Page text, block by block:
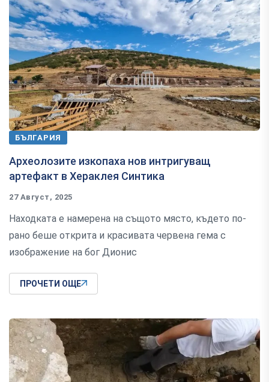
БЪЛГАРИЯ
Археолозите изкопаха нов интригуващ
артефакт в Хераклея Синтика
27 Август, 2025
Находката е намерена на същото място, където по-
рано беше открита и красивата червена гема с
изображение на бог Дионис
ПРОЧЕТИ ОЩЕ